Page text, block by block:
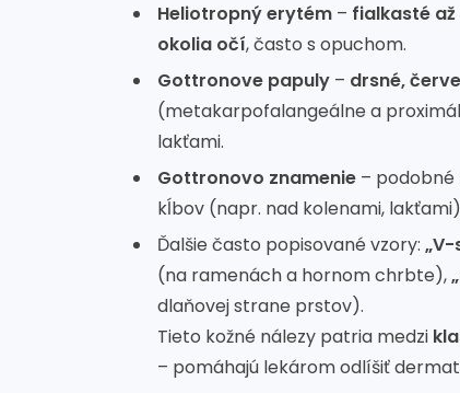
Heliotropný erytém – fialkasté
okolia očí, často s opuchom.
Gottronove papuly – drsné,
(metakarpofalangeálne a
lakťami.
Gottronovo znamenie –
kĺbov (napr. nad kolenami,
Ďalšie často popisované vzory: „V-
(na ramenách a hornom chrbte),
dlaňovej strane prstov).
Tieto kožné nálezy patria medzi
– pomáhajú lekárom odlíšiť